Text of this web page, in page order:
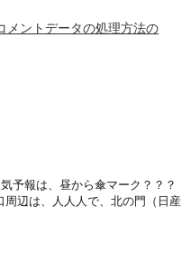
メントデータの処理方法の
予報は、昼から傘マーク？？？
周辺は、人人人で、北の門（日産